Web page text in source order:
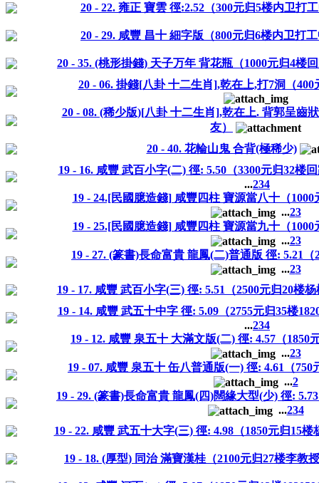
20 - 22. 雍正 寶雲 徑:2.52（300元归5楼内卫打
20 - 29. 咸豐 昌十 細字版（800元归6楼内卫打
20 - 35. (桃形掛錢) 天子万年 背花瓶（1000元归4楼
20 - 06. 掛錢[八卦 十二生肖],乾在上,打7洞（
20 - 08. (稀少版)[八卦 十二生肖],乾在上. 背郭呈齒
友）
20 - 40. 花輪山鬼 合背(極稀少)
19 - 16. 咸豐 武百小字(二) 徑: 5.50（3300元归32楼
...234
19 - 24.[民國臆造錢] 咸豐四柱 寶源當八十（
...23
19 - 25.[民國臆造錢] 咸豐四柱 寶源當九十（
...23
19 - 27. (篆書)長命富貴 龍鳳(二)普通版 徑: 5.21
...23
19 - 17. 咸豐 武百小字(三) 徑: 5.51（2500元归20楼
19 - 14. 咸豐 武五十中字 徑: 5.09（2755元归35楼
...234
19 - 12. 咸豐 泉五十 大滿文版(二) 徑: 4.57（1850
...23
19 - 07. 咸豐 泉五十 缶八普通版(一) 徑: 4.61（750
...2
19 - 29. (篆書)長命富貴 龍鳳(四)闊緣大型(少) 徑:
...234
19 - 22. 咸豐 武五十大字(三) 徑: 4.98（1850元归15楼
19 - 18. (厚型) 同治 滿寶漢桂（2100元归27楼李教